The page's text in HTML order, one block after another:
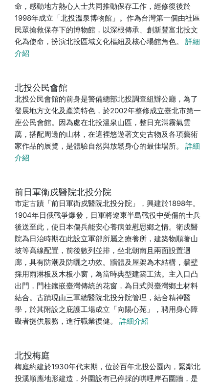
命，感動地方熱心人士共同推動保存工作，經修復後於
1998年成立「北投溫泉博物館」。作為台灣第一個由社區
民眾搶救保存下的博物館，以深根傳承、創新豐富北投文
化為使命，扮演北投區域文化樞紐及核心場館角色。 詳細
介紹
北投公民會館
北投公民會館的前身是警備總部北投調查組辦公廳，為了
發展地方文化及產業特色，於2002年整修成立臺北市第一
座公民會館。因為處在北投溫泉山區，整日充滿霧氣雲
藹，搭配周邊的山林，在這裡悠遊著文史古物及各項藝術
家作品的展覽，是體驗自然與放鬆身心的最佳場所。 詳細
介紹
前日軍衛戍醫院北投分院
市定古蹟「前日軍衛戍醫院北投分院」，興建於1898年。
1904年日俄戰爭爆發，日軍將遼東半島戰役中受傷的士兵
後送至此，使日本傷兵能安心養病並慰思鄉之情。衛戍醫
院為日治時期在此設立軍部所屬之療養所，建築物順著山
坡等高線配置，前後數列並排，坐北朝南且兩面設置迴
廊，具有防潮及防曬之功效。牆體及屋架為木結構，牆壁
採用雨淋板及木板小窗，為當時典型建築工法。主入口凸
出門，門柱鑲嵌臺灣傳統的花窗，為日式與臺灣鄉土材料
結合。古蹟現由三軍總醫院北投分院管理，結合精神醫
學，於其附設之庇護工場成立「向陽心苑」，聘用身心障
礙者提供服務，進行職業復健。 詳細介紹
北投梅庭
梅庭約建於1930年代末期，位於百年北投公園內，緊鄰北
投溪順應地形建造，外圍設有已停採的唭哩岸石圍牆，是